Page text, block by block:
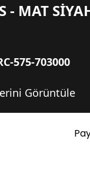
- MAT
575-703000
Görüntüle